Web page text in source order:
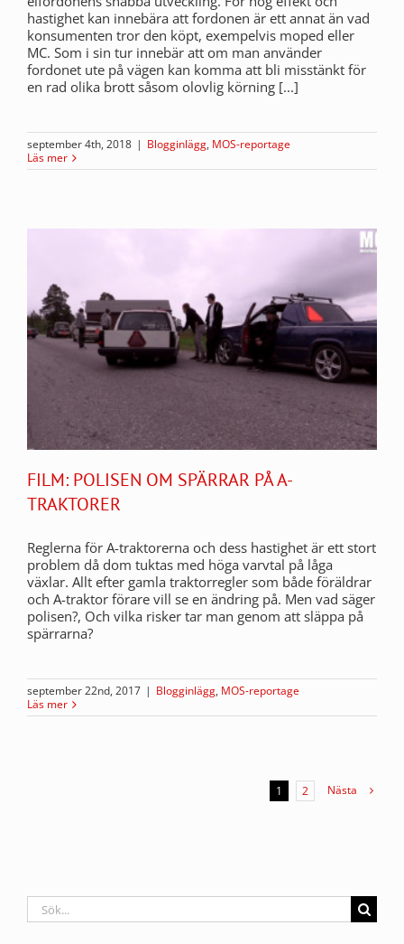
hastighet kan innebära att fordonen är ett annat än vad
konsumenten tror den köpt, exempelvis moped eller
MC. Som i sin tur innebär att om man använder
fordonet ute på vägen kan komma att bli misstänkt för
en rad olika brott såsom olovlig körning [...]
september 4th, 2018 | Blogginlägg, MOS-reportage
Läs mer
FILM: POLISEN OM SPÄRRAR PÅ A-
TRAKTORER
Reglerna för A-traktorerna och dess hastighet är ett stort
problem då dom tuktas med höga varvtal på låga
växlar. Allt efter gamla traktorregler som både föräldrar
och A-traktor förare vill se en ändring på. Men vad säger
polisen?, Och vilka risker tar man genom att släppa på
spärrarna?
september 22nd, 2017 | Blogginlägg, MOS-reportage
Läs mer
1 2 Nästa
Sök
efter: